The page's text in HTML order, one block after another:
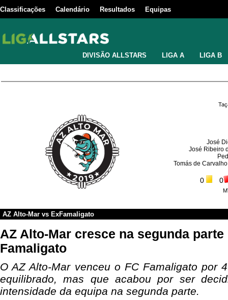
Classificações Calendário Resultados Equipas
DIVISÃO ALLSTARS LIGA A LIGA B
José
José Ribeiro
Tomás de
0 0
AZ Alto-Mar vs ExFamaligato
AZ Alto-Mar cresce na segunda
Famaligato
O AZ Alto-Mar venceu o FC Famaligato por
equilibrado, mas que acabou por ser
intensidade da equipa na segunda parte.